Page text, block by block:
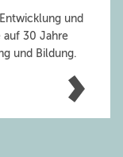
und
auf 30 Jahre
und Bildung.